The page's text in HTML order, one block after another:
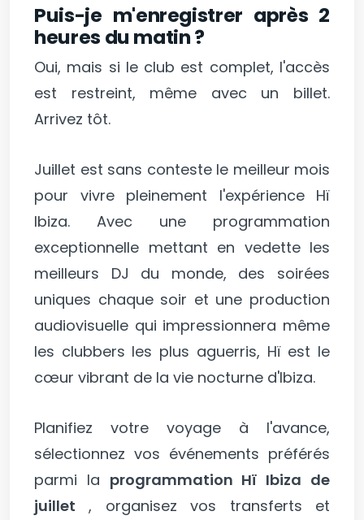
Puis-je m'enregistrer après 2
heures du matin ?
Oui, mais si le club est complet, l'accès
est restreint, même avec un billet.
Arrivez tôt.
Juillet est sans conteste le meilleur mois
pour vivre pleinement l'expérience Hï
Ibiza. Avec une programmation
exceptionnelle mettant en vedette les
meilleurs DJ du monde, des soirées
uniques chaque soir et une production
audiovisuelle qui impressionnera même
les clubbers les plus aguerris, Hï est le
cœur vibrant de la vie nocturne d'Ibiza.
Planifiez votre voyage à l'avance,
sélectionnez vos événements préférés
parmi la programmation Hï Ibiza de
juillet , organisez vos transferts et